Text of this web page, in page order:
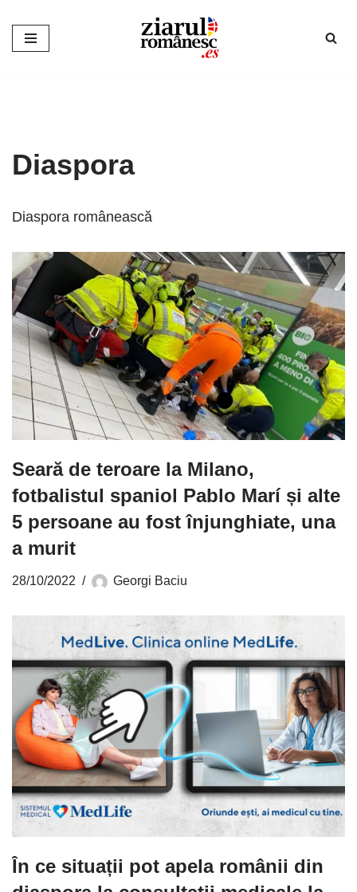
Sari
Diaspora
Diaspora românească
Seară de teroare la Milano,
fotbalistul spaniol Pablo Marí și alte
5 persoane au fost înjunghiate, una
a murit
28/10/2022 Georgi Baciu
În ce situații pot apela românii din